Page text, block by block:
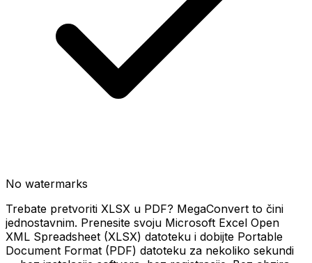
No watermarks
Trebate pretvoriti XLSX u PDF? MegaConvert to čini
jednostavnim. Prenesite svoju Microsoft Excel Open
XML Spreadsheet (XLSX) datoteku i dobijte Portable
Document Format (PDF) datoteku za nekoliko sekundi